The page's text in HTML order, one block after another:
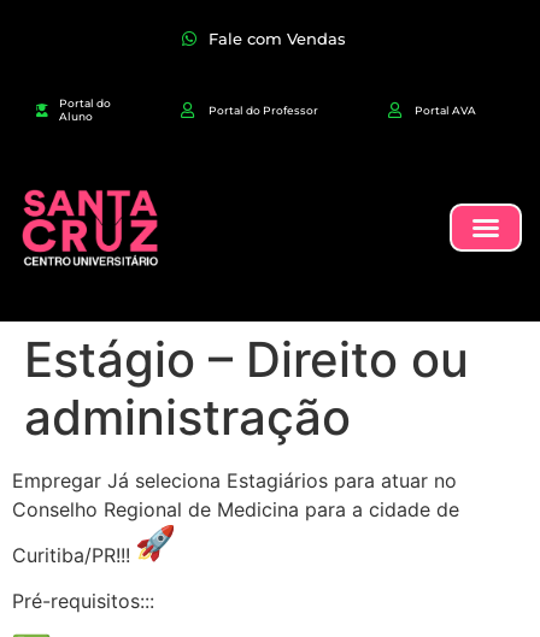
Fale com Vendas
Portal do
Aluno
Portal do Professor Portal AVA
Estágio – Direito ou
administração
Empregar Já seleciona Estagiários para atuar no
Conselho Regional de Medicina para a cidade de
Curitiba/PR!!!
Pré-requisitos:::